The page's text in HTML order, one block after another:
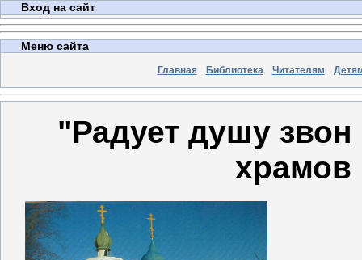
Вход на сайт
Меню сайта
Главная Библиотека Читателям
"Радует душу
храмов